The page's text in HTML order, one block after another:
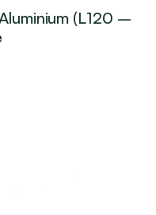
(L120 –